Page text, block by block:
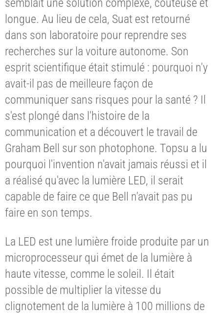
semblait une solution complexe, coûteuse et
longue. Au lieu de cela, Suat est retourné
dans son laboratoire pour reprendre ses
recherches sur la voiture autonome. Son
esprit scientifique était stimulé : pourquoi n'y
avait-il pas de meilleure façon de
communiquer sans risques pour la santé ? Il
s'est plongé dans l'histoire de la
communication et a découvert le travail de
Graham Bell sur son photophone. Topsu a lu
pourquoi l'invention n'avait jamais réussi et il
a réalisé qu'avec la lumière LED, il serait
capable de faire ce que Bell n'avait pas pu
faire en son temps.
La LED est une lumière froide produite par un
microprocesseur qui émet de la lumière à
haute vitesse, comme le soleil. Il était
possible de multiplier la vitesse du
clignotement de la lumière à 100 millions de